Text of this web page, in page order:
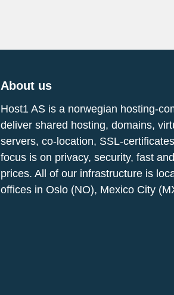
About us
Host1 AS is a norwegian hosting-
deliver shared hosting, domains,
servers, co-location, SSL-
focus is on privacy, security, fast
prices. All of our infrastructure is
offices in Oslo (NO), Mexico City